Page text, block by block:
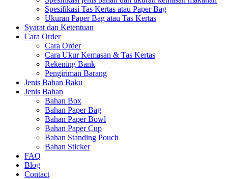
Spesifikasi Tas Kertas atau Paper Bag
Ukuran Paper Bag atau Tas Kertas
Syarat dan Ketentuan
Cara Order
Cara Order
Cara Ukur Kemasan & Tas Kertas
Rekening Bank
Pengiriman Barang
Jenis Bahan Baku
Jenis Bahan
Bahan Box
Bahan Paper Bag
Bahan Paper Bowl
Bahan Paper Cup
Bahan Standing Pouch
Bahan Sticker
FAQ
Blog
Contact